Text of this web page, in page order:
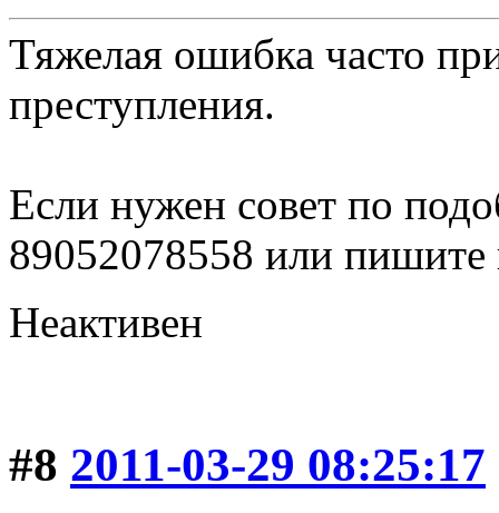
Тяжелая ошибка часто
преступления.
Если нужен совет по
89052078558 или пишите
Неактивен
#8 2011-03-29 08:25:17